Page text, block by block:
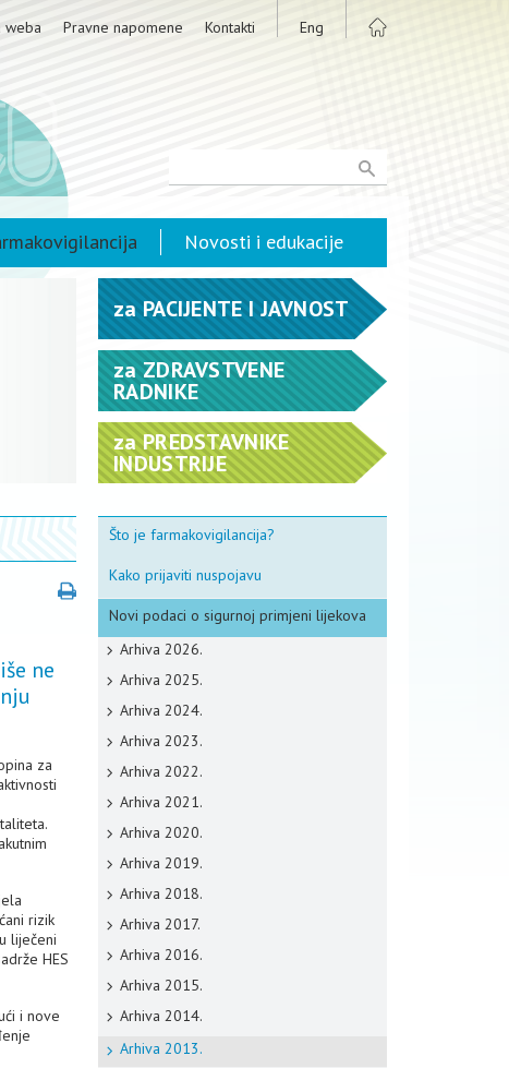
weba Pravne napomene Kontakti Eng
Novosti i edukacije
ne
za
rizik
liječeni
HES
i nove
za PACIJENTE I JAVNOST
za ZDRAVSTVENE
RADNIKE
zaPREDSTAVNIKE
INDUSTRIJE
Što je farmakovigilancija?
Kako prijaviti nuspojavu
Novi podaci o sigurnoj primjeni lijekova
Arhiva 2026.
Arhiva 2025.
Arhiva 2024.
Arhiva 2023.
Arhiva 2022.
Arhiva 2021.
Arhiva 2020.
Arhiva 2019.
Arhiva 2018.
Arhiva 2017.
Arhiva 2016.
Arhiva 2015.
Arhiva 2014.
Arhiva 2013.